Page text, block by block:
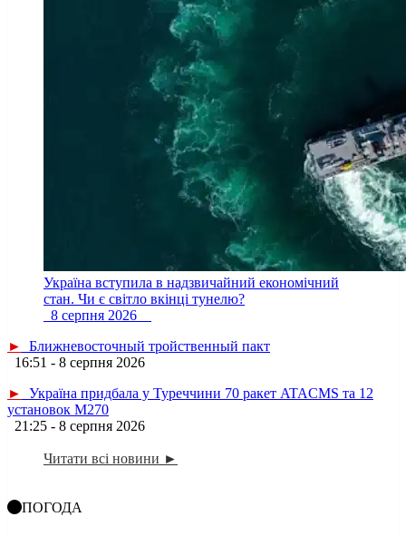
Україна вступила в надзвичайний економічний
стан. Чи є світло вкінці тунелю?
8 серпня 2026
►
Ближневосточный тройственный пакт
16:51 - 8 серпня 2026
►
Україна придбала у Туреччини 70 ракет ATACMS та 12
установок M270
21:25 - 8 серпня 2026
Читати всі новини ►
ПОГОДА